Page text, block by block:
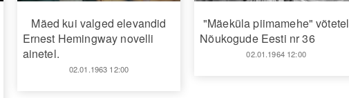
Mäed kui valged elevandid
Ernest Hemingway novelli
ainetel.
02.01.1963 12:00
"Mäeküla piimamehe" võtetel
Nõukogude Eesti nr 36
02.01.1964 12:00